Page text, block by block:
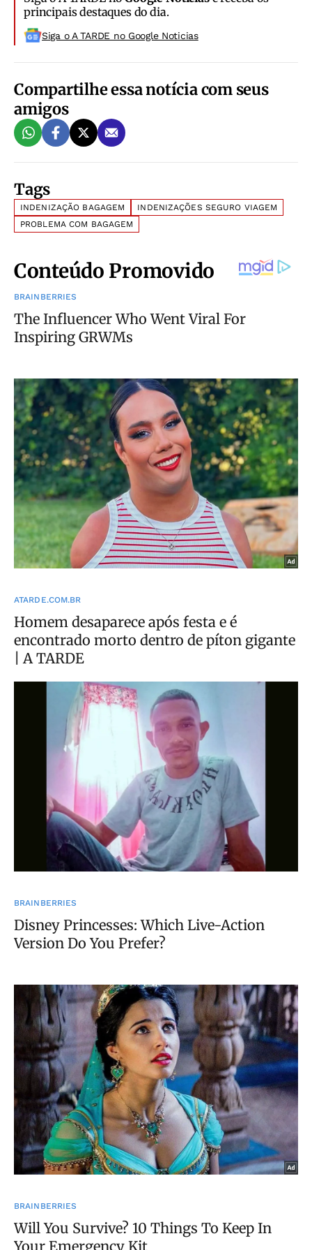
principais destaques do dia.
Siga o A TARDE no Google Noticias
Compartilhe essa notícia com seus
amigos
Tags
INDENIZAÇÃO BAGAGEM
INDENIZAÇÕES SEGURO VIAGEM
PROBLEMA COM BAGAGEM